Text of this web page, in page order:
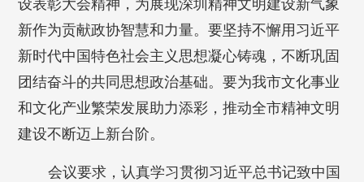
设表彰大会精神，为展现深圳精神文明建设新气象
新作为贡献政协智慧和力量。要坚持不懈用习近平
新时代中国特色社会主义思想凝心铸魂，不断巩固
团结奋斗的共同思想政治基础。要为我市文化事业
和文化产业繁荣发展助力添彩，推动全市精神文明
建设不断迈上新台阶。
会议要求，认真学习贯彻习近平总书记致中国